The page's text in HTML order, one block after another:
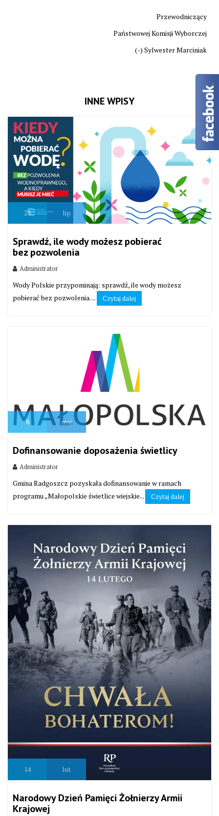
Przewodniczący
Państwowej Komisji Wyborczej
(-) Sylwester Marciniak
INNE WPISY
23 lip
Sprawdź, ile wody możesz pobierać
bez pozwolenia
Administrator
Wody Polskie przypominają: sprawdź, ile wody możesz
pobierać bez pozwolenia. ...
Czytaj dalej
8 maj
Dofinansowanie doposażenia świetlicy
Administrator
Gmina Radgoszcz pozyskała dofinansowanie w ramach
programu „Małopolskie świetlice wiejskie...
Czytaj dalej
14 lut
Narodowy Dzień Pamięci Żołnierzy Armii
Krajowej